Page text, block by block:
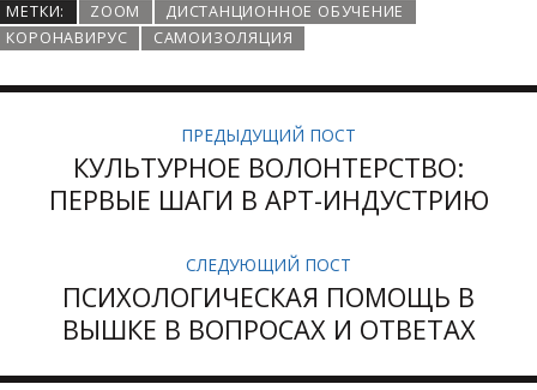
МЕТКИ:
ZOOM
ДИСТАНЦИОННОЕ ОБУЧЕНИЕ
КОРОНАВИРУС
САМОИЗОЛЯЦИЯ
ПРЕДЫДУЩИЙ ПОСТ
КУЛЬТУРНОЕ ВОЛОНТЕРСТВО:
ПЕРВЫЕ ШАГИ В АРТ-ИНДУСТРИЮ
СЛЕДУЮЩИЙ ПОСТ
ПСИХОЛОГИЧЕСКАЯ ПОМОЩЬ В
ВЫШКЕ В ВОПРОСАХ И ОТВЕТАХ